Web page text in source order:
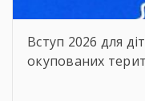
Вступ 2026 для
окупованих